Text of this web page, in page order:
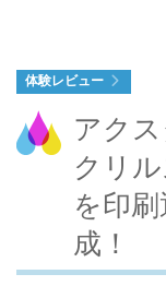
体験レビュー
アク
クリ
を印
成！